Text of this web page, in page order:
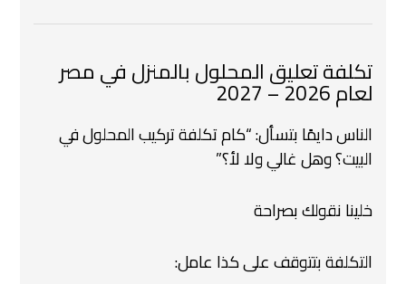
تكلفة تعليق المحلول بالمنزل في مصر
لعام 2026 – 2027
الناس دايمًا بتسأل:“كام تكلفة تركيب المحلول في
البيت؟ وهل غالي ولا لأ؟”
خلينا نقولك بصراحة
التكلفة بتتوقف على كذا عامل: